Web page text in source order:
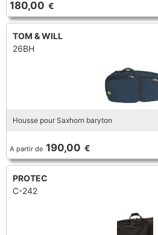
TROMPETTE CORNET BUGLE
MICROPHONE & ENREGISTREUR
PIANO
TUBA
TROMPETTE CORNET BUGLE
TUBA
180,00 €
TOM & WILL
26BH
Housse pour Saxhorn baryton
A partir de 190,00 €
PROTEC
C-242